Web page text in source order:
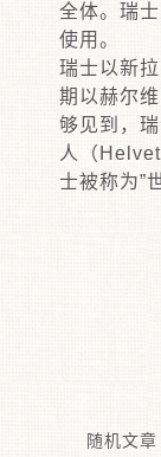
全体。瑞
使用。
瑞士以新
期以赫尔
够见到，
人（
士被称为”
随机文章